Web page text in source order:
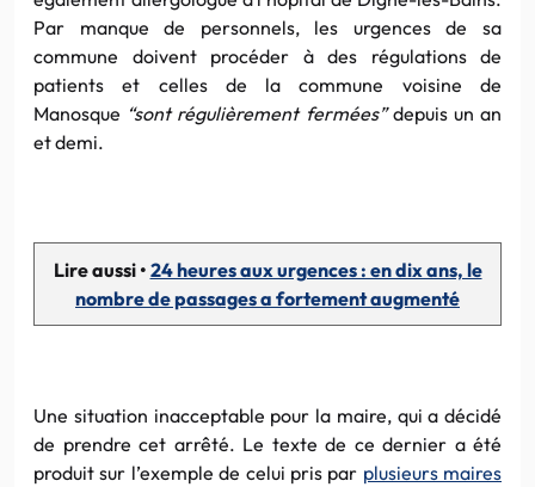
Par manque de personnels, les urgences de sa
commune doivent procéder à des régulations de
patients et celles de la commune voisine de
Manosque “sont régulièrement fermées”depuis un an
et demi.
Lire aussi • 24 heures aux urgences : en dix ans, le
nombre de passages a fortement augmenté
Une situation inacceptable pour la maire, qui a décidé
de prendre cet arrêté. Le texte de ce dernier a été
produit sur l’exemple de celui pris par plusieurs maires